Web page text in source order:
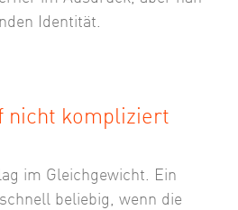
Identität.
nicht kompliziert
im Gleichgewicht. Ein
beliebig, wenn die